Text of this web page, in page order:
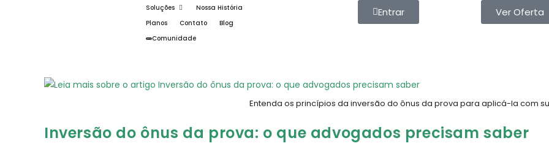
Soluções
Nossa História
Planos
Contato
Blog
Comunidade
Entrar Ver Oferta
Entenda os princípios da inversão do ônus da prova para aplicá-la com
Inversão do ônus da prova: o que advogados precisam saber